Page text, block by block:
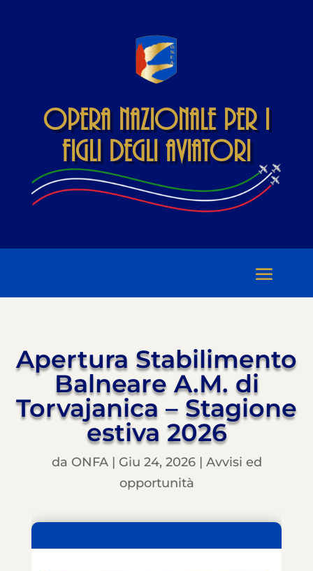
Opera Nazionale per i
Figli degli Aviatori
Apertura Stabilimento
Balneare A.M. di
Torvajanica – Stagione
estiva 2026
da ONFA| Giu 24, 2026| Avvisi ed
opportunità